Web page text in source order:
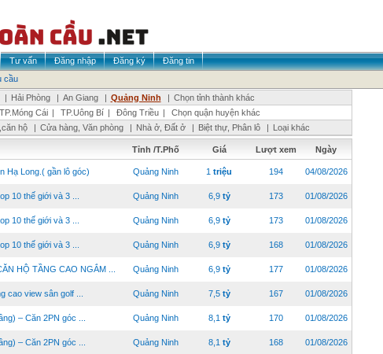
Tư vấn Đăng nhập Đăng ký
Đăng tin
cầu
| Hải Phòng | An Giang | Quảng Ninh | Chọn tỉnh thành khác
TP.Móng Cái | TP.Uông Bí | Đông Triều |
Chọn quận huyện khác
hộ | Cửa hàng, Văn phòng | Nhà ở, Đất ở | Biệt thự, Phân lô | Loại khác
Tỉnh /T.Phố Giá Lượt xem Ngày
Hạ Long.( gần lô góc) Quảng Ninh 1 triệu 194 04/08/2026
10 thế giới và 3 ... Quảng Ninh 6,9 tỷ 173 01/08/2026
10 thế giới và 3 ... Quảng Ninh 6,9 tỷ 173 01/08/2026
10 thế giới và 3 ... Quảng Ninh 6,9 tỷ 168 01/08/2026
HỘ TẦNG CAO NGẮM ... Quảng Ninh 6,9 tỷ 177 01/08/2026
cao view sân golf ... Quảng Ninh 7,5 tỷ 167 01/08/2026
– Căn 2PN góc ... Quảng Ninh 8,1 tỷ 170 01/08/2026
– Căn 2PN góc ... Quảng Ninh 8,1 tỷ 168 01/08/2026